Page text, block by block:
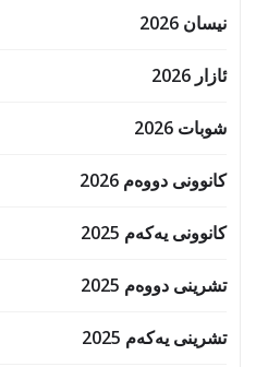
نیسان 2026
ئازار 2026
شوبات 2026
کانوونی دووەم 2026
کانوونی یەکەم 2025
تشرینی دووەم 2025
تشرینی یەکەم 2025